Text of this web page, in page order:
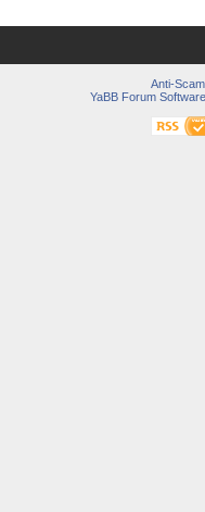
Anti-Scam
YaBB Forum Software